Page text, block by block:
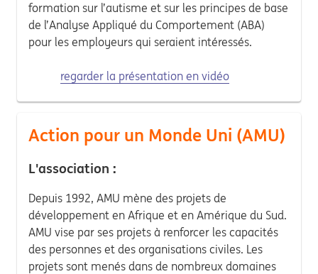
formation sur l’autisme et sur les principes de base
de l’Analyse Appliqué du Comportement (ABA)
pour les employeurs qui seraient intéressés.
regarder la présentation en vidéo
Action pour un Monde Uni (AMU)
L'association :
Depuis 1992, AMU mène des projets de
développement en Afrique et en Amérique du Sud.
AMU vise par ses projets à renforcer les capacités
des personnes et des organisations civiles. Les
projets sont menés dans de nombreux domaines